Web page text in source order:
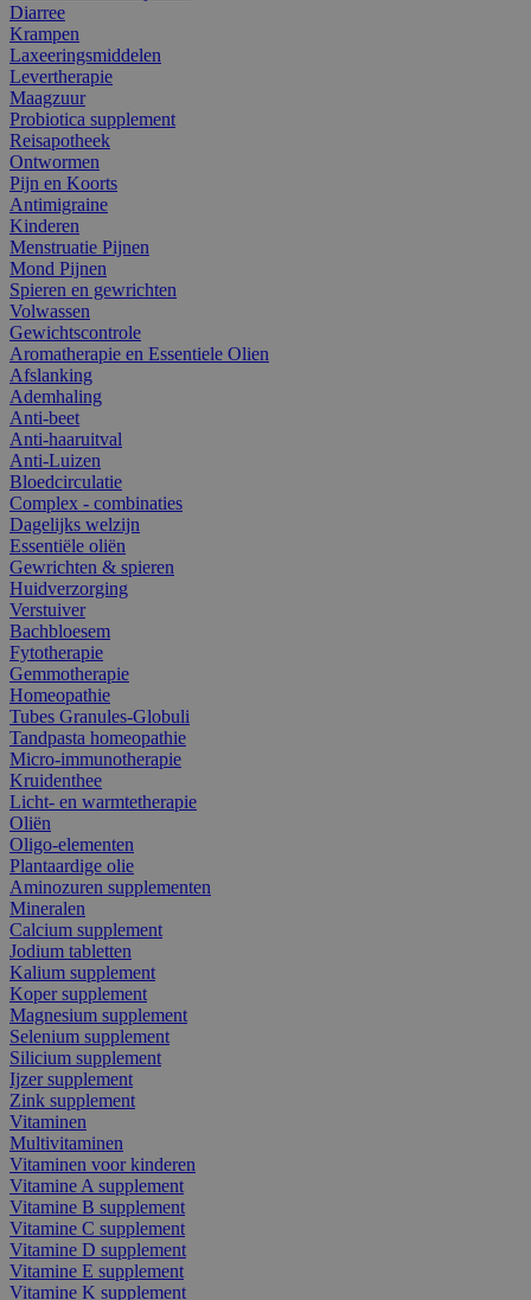
Diarree
Krampen
Laxeeringsmiddelen
Levertherapie
Maagzuur
Probiotica supplement
Reisapotheek
Ontwormen
Pijn en Koorts
Antimigraine
Kinderen
Menstruatie Pijnen
Mond Pijnen
Spieren en gewrichten
Volwassen
Gewichtscontrole
Aromatherapie en Essentiele Olien
Afslanking
Ademhaling
Anti-beet
Anti-haaruitval
Anti-Luizen
Bloedcirculatie
Complex - combinaties
Dagelijks welzijn
Essentiële oliën
Gewrichten & spieren
Huidverzorging
Verstuiver
Bachbloesem
Fytotherapie
Gemmotherapie
Homeopathie
Tubes Granules-Globuli
Tandpasta homeopathie
Micro-immunotherapie
Kruidenthee
Licht- en warmtetherapie
Oliën
Oligo-elementen
Plantaardige olie
Aminozuren supplementen
Mineralen
Calcium supplement
Jodium tabletten
Kalium supplement
Koper supplement
Magnesium supplement
Selenium supplement
Silicium supplement
Ijzer supplement
Zink supplement
Vitaminen
Multivitaminen
Vitaminen voor kinderen
Vitamine A supplement
Vitamine B supplement
Vitamine C supplement
Vitamine D supplement
Vitamine E supplement
Vitamine K supplement